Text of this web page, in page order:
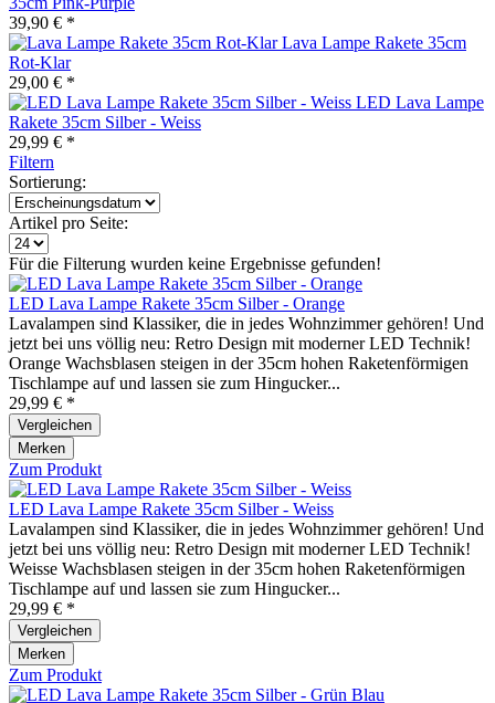
39,90 € *
Lava Lampe Rakete 35cm
Rot-Klar
29,00 € *
LED Lava Lampe
Rakete 35cm Silber - Weiss
29,99 € *
Filtern
Sortierung:
Artikel pro Seite:
Für die Filterung wurden keine Ergebnisse gefunden!
LED Lava Lampe Rakete 35cm Silber - Orange
Lavalampen sind Klassiker, die in jedes Wohnzimmer gehören! Und
jetzt bei uns völlig neu: Retro Design mit moderner LED Technik!
Orange Wachsblasen steigen in der 35cm hohen Raketenförmigen
Tischlampe auf und lassen sie zum Hingucker...
29,99 € *
Vergleichen
Merken
Zum Produkt
LED Lava Lampe Rakete 35cm Silber - Weiss
Lavalampen sind Klassiker, die in jedes Wohnzimmer gehören! Und
jetzt bei uns völlig neu: Retro Design mit moderner LED Technik!
Weisse Wachsblasen steigen in der 35cm hohen Raketenförmigen
Tischlampe auf und lassen sie zum Hingucker...
29,99 € *
Vergleichen
Merken
Zum Produkt